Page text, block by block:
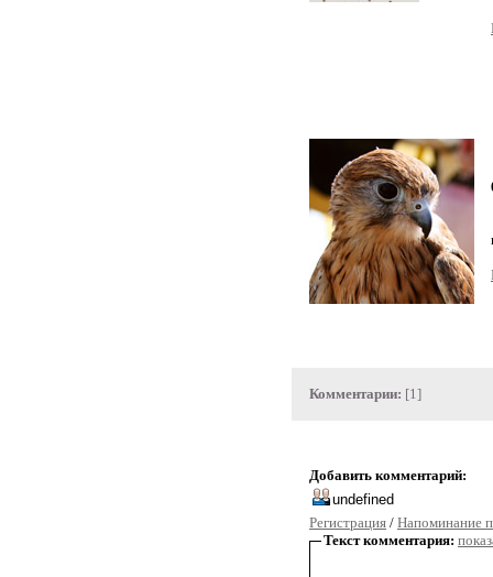
Комментарии: [1]
Добавить комментарий:
Регистрация / Напоминание
Текст комментария: